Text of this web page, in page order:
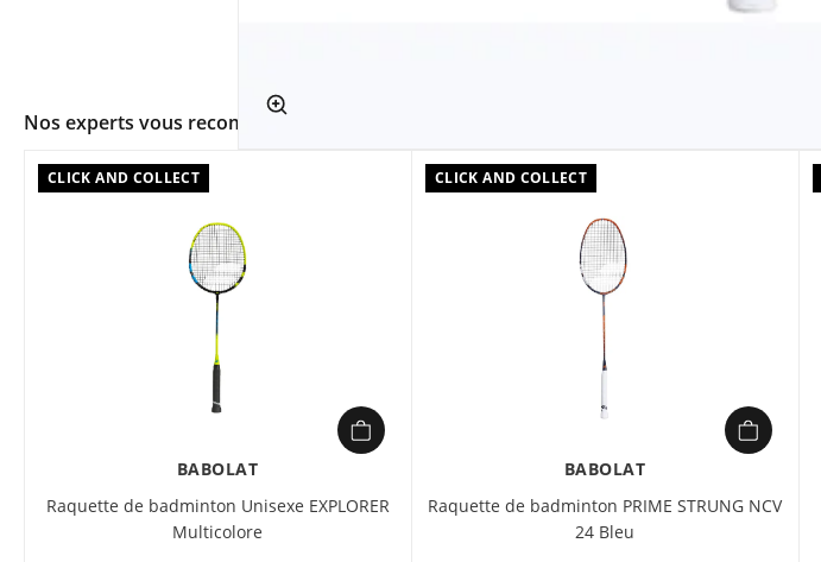
app.ui.shop.product.zoom
Nos experts vous recommandent
CLICK AND COLLECT
BABOLAT
Raquette de badminton Unisexe EXPLORER
Multicolore
CLICK AND COLLECT
BABOLAT
Raquette de badminton PRIME STRUNG NCV
24 Bleu